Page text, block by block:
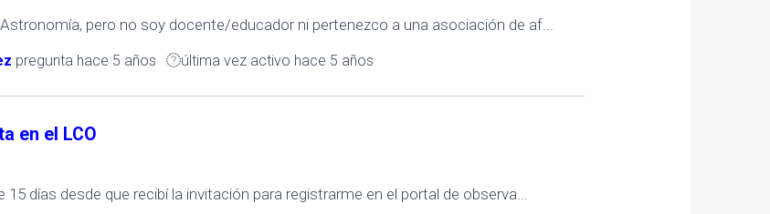
pero no soy docente/educador ni pertenezco a una asociación de af...
pregunta hace 5 años última vez activo hace 5 años
en el LCO
15 días desde que recibí la invitación para registrarme en el portal de observa...